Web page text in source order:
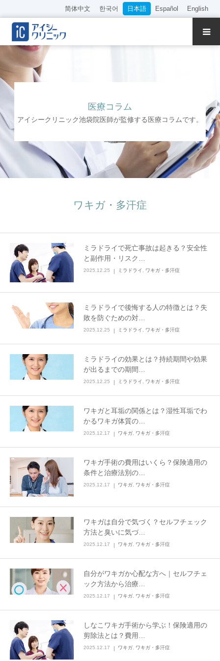
简体中文 한국어 日本語 Español English
医療コラム
アイシークリニック池袋院医師が監修する医療コラムです。
ワキガ・多汗症
ミラドライで死亡事故は起きる？安全性
と副作用・リスク…
2025.12.25 ミラドライ ワキガ・多汗症
ミラドライで後悔する人の特徴とは？失
敗を防ぐための対…
2025.12.25 ミラドライ ワキガ・多汗症
ミラドライの効果とは？持続期間や効果
が出るまでの期間…
2025.12.25 ミラドライ ワキガ・多汗症
ワキガと耳垢の関係とは？湿性耳垢でわ
かるワキガ体質の…
2025.12.17 ワキガ ワキガ・多汗症
ワキガ手術の費用はいくら？保険適用の
条件と治療法別の…
2025.12.17 ワキガ ワキガ・多汗症
ワキガは自分で気づく？セルフチェック
方法と臭いに気づ…
2025.12.17 ワキガ ワキガ・多汗症
自分がワキガか心配な方へ｜セルフチェ
ック方法から治療…
2025.12.17 ワキガ ワキガ・多汗症
しなこワキガ手術から学ぶ！保険適用の
剪除法とは？費用…
2025.12.17 ワキガ ワキガ・多汗症
クリニック紹介
診療内容
WEB予約
料金表
言語
简体中文
English